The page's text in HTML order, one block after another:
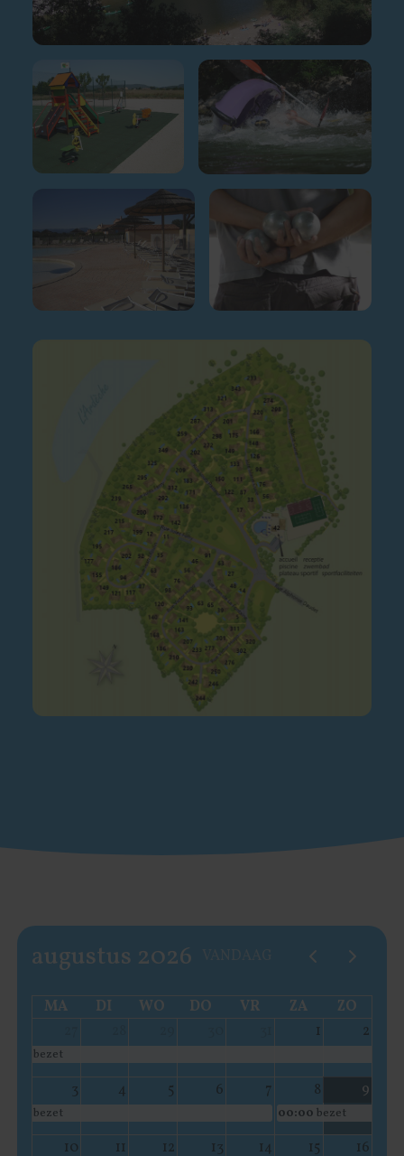
augustus 2026
MA DI WO DO VR ZA
ZO
1 2
bezet
3 4 5 6 7 8 9
bezet 00:00 bezet
10 11 12 13 14 15 16